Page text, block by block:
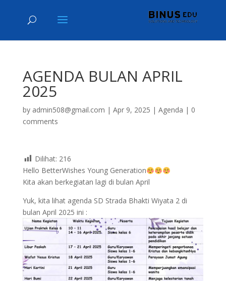
AGENDA BULAN APRIL
2025
by admin508@gmail.com | Apr 9, 2025 | Agenda | 0
comments
Dilihat: 216
Hello BetterWishes Young Generation
Kita akan berkegiatan lagi di bulan April
Yuk, kita lihat agenda SD Strada Bhakti Wiyata 2 di
bulan April 2025 ini :